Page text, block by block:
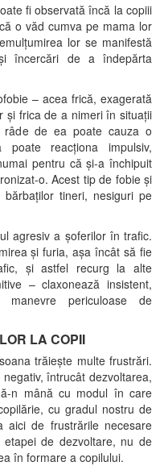
fi observată încă la copiii
o văd cumva pe mama lor
lor se manifestă
încercări de a îndepărta
– acea frică, exagerată
și frica de a nimeri în situații
râde de ea poate cauza o
poate reacționa impulsiv,
pentru că și-a închipuit
o. Acest tip de fobie și
tineri, nesiguri pe
agresiv a șoferilor în trafic.
și furia, așa încât să fie
și astfel recurg la alte
– claxonează insistent,
periculoase de
LA COPII
trăiește multe frustrări.
întrucât dezvoltarea,
n mână cu modul în care
cu gradul nostru de
aici de frustrările necesare
de dezvoltare, nu de
în formare a copilului.